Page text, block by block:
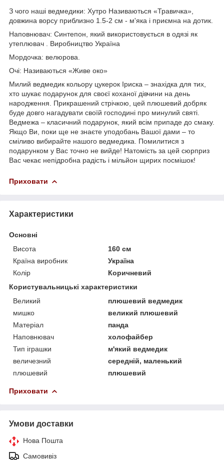
З чого наші ведмедики: Хутро Називаються «Травичка»,
довжина ворсу приблизно 1.5-2 см - м'яка і приємна на дотик.
Наповнювач: Синтепон, який використовується в одязі як
утеплювач . Виробництво Україна
Мордочка: велюрова.
Очі: Називаються «Живе око»
Милий ведмедик кольору цукерок Іриска – знахідка для тих,
хто шукає подарунок для своєї коханої дівчини на день
народження. Прикрашений стрічкою, цей плюшевий добряк
буде довго нагадувати своїй господині про минулий святі.
Ведмежа – класичний подарунок, який всім припаде до смаку.
Якщо Ви, поки ще не знаєте уподобань Вашої дами – то
сміливо вибирайте нашого ведмедика. Помилитися з
подарунком у Вас точно не вийде! Натомість за цей сюрприз
Вас чекає непідробна радість і мільйон щирих посмішок!
Приховати
Характеристики
Основні
Висота
160 см
Країна виробник
Україна
Колір
Коричневий
Користувальницькі характеристики
Великий
плюшевий ведмедик
мишко
великий плюшевий
Матеріал
панда
Наповнювач
холофайбер
Тип іграшки
м'який ведмедик
величезний
середній, маленький
плюшевий
плюшевий
Приховати
Умови доставки
Нова Пошта
Самовивіз